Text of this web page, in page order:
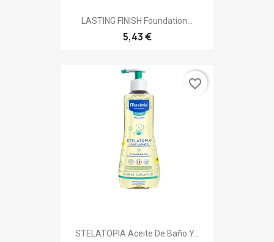
LASTING FINISH Foundation...
5,43 €
STELATOPIA Aceite De Baño Y...
favorite_border